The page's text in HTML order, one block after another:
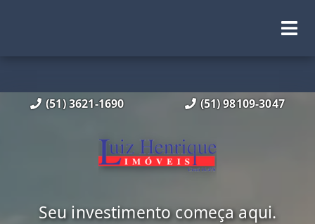
(51) 3621-1690 (51) 98109-3047
Seu investimento começa aqui.